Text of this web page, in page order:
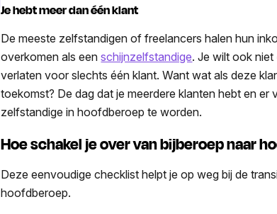
Je hebt meer dan één klant
De meeste zelfstandigen of freelancers halen hun
overkomen als eenschijnzelfstandige. Je wilt ook niet
verlaten voor slechts één klant. Want wat als deze
toekomst? De dag dat je meerdere klanten hebt en
zelfstandige in hoofdberoep te worden.
Hoe schakel je over van bijberoep naar
Deze eenvoudige checklist helpt je op weg bij de
hoofdberoep.